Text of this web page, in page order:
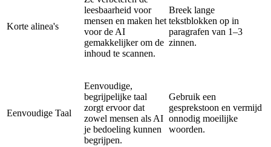
Korte alinea's
leesbaarheid voor
mensen en maken het
voor de AI
gemakkelijker om de
inhoud te scannen.
Breek lange
tekstblokken op in
paragrafen van 1–3
zinnen.
Eenvoudige Taal
Eenvoudige,
begrijpelijke taal
zorgt ervoor dat
zowel mensen als AI
je bedoeling kunnen
begrijpen.
Gebruik een
gesprekstoon en vermijd
onnodig moeilijke
woorden.